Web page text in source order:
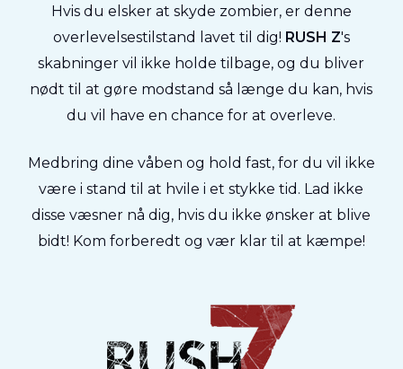
Hvis du elsker at skyde zombier, er denne
overlevelsestilstand lavet til dig! RUSH Z's
skabninger vil ikke holde tilbage, og du bliver
nødt til at gøre modstand så længe du kan, hvis
du vil have en chance for at overleve.
Medbring dine våben og hold fast, for du vil ikke
være i stand til at hvile i et stykke tid. Lad ikke
disse væsner nå dig, hvis du ikke ønsker at blive
bidt! Kom forberedt og vær klar til at kæmpe!